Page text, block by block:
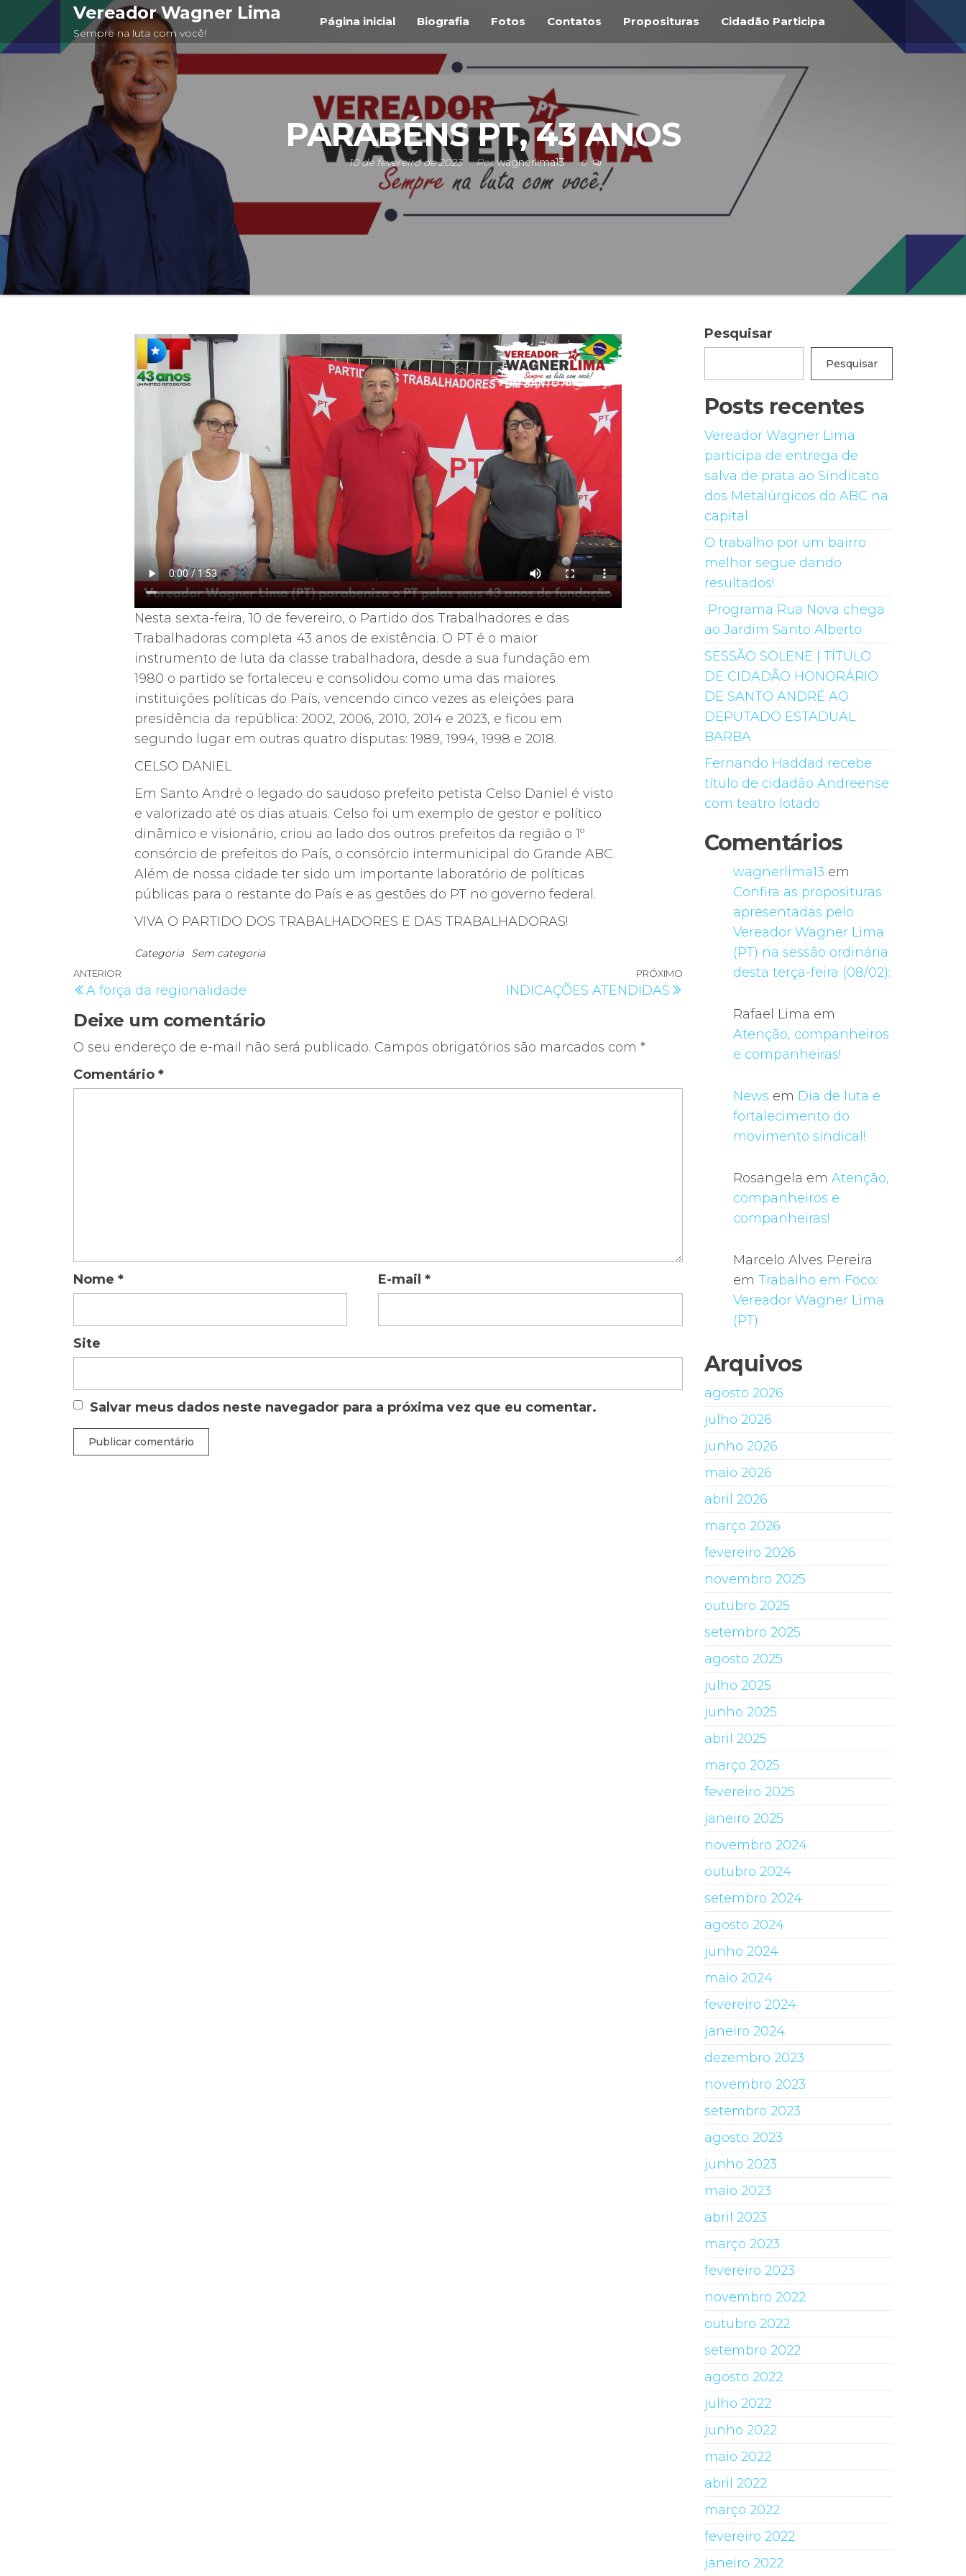
para
o
Vereador Wagner Lima
Sempre na luta com você!
Página inicial Biografia Fotos Contatos Proposituras Cidadão Participa
PARABÉNS PT, 43 ANOS
10 de fevereiro de 2023 Porwagnerlima13 0
Nesta sexta-feira, 10 de fevereiro, o Partido dos Trabalhadores e das
Trabalhadoras completa 43 anos de existência. O PT é o maior
instrumento de luta da classe trabalhadora, desde a sua fundação em
1980 o partido se fortaleceu e consolidou como uma das maiores
instituições políticas do País, vencendo cinco vezes as eleições para
presidência da república: 2002, 2006, 2010, 2014 e 2023, e ficou em
segundo lugar em outras quatro disputas: 1989, 1994, 1998 e 2018.
CELSO DANIEL
Em Santo André o legado do saudoso prefeito petista Celso Daniel é visto
e valorizado até os dias atuais. Celso foi um exemplo de gestor e político
dinâmico e visionário, criou ao lado dos outros prefeitos da região o 1º
consórcio de prefeitos do País, o consórcio intermunicipal do Grande ABC.
Além de nossa cidade ter sido um importante laboratório de políticas
públicas para o restante do País e as gestões do PT no governo federal.
VIVA O PARTIDO DOS TRABALHADORES E DAS TRABALHADORAS!
Categoria Sem categoria
Navegação
de
Post
Post
anterior
ANTERIOR
A força da regionalidade
Próximo
PRÓXIMO
INDICAÇÕES ATENDIDAS
Deixe um comentário
O seu endereço de e-mail não será publicado. Campos obrigatórios são marcados com *
Comentário *
Nome * E-mail *
Site
Salvar meus dados neste navegador para a próxima vez que eu comentar.
Pesquisar
Pesquisar
Posts recentes
Vereador Wagner Lima
participa de entrega de
salva de prata ao Sindicato
dos Metalúrgicos do ABC na
capital
O trabalho por um bairro
melhor segue dando
resultados!
Programa Rua Nova chega
ao Jardim Santo Alberto
SESSÃO SOLENE | TÍTULO
DE CIDADÃO HONORÁRIO
DE SANTO ANDRÉ AO
DEPUTADO ESTADUAL
BARBA
Fernando Haddad recebe
título de cidadão Andreense
com teatro lotado
Comentários
wagnerlima13 em
Confira as proposituras
apresentadas pelo
Vereador Wagner Lima
(PT) na sessão ordinária
desta terça-feira (08/02):
Rafael Lima em
Atenção, companheiros
e companheiras!
News em Dia de luta e
fortalecimento do
movimento sindical!
Rosangela em Atenção,
companheiros e
companheiras!
Marcelo Alves Pereira
em Trabalho em Foco:
Vereador Wagner Lima
(PT)
Arquivos
agosto 2026
julho 2026
junho 2026
maio 2026
abril 2026
março 2026
fevereiro 2026
novembro 2025
outubro 2025
setembro 2025
agosto 2025
julho 2025
junho 2025
abril 2025
março 2025
fevereiro 2025
janeiro 2025
novembro 2024
outubro 2024
setembro 2024
agosto 2024
junho 2024
maio 2024
fevereiro 2024
janeiro 2024
dezembro 2023
novembro 2023
setembro 2023
agosto 2023
junho 2023
maio 2023
abril 2023
março 2023
fevereiro 2023
novembro 2022
outubro 2022
setembro 2022
agosto 2022
julho 2022
junho 2022
maio 2022
abril 2022
março 2022
fevereiro 2022
janeiro 2022